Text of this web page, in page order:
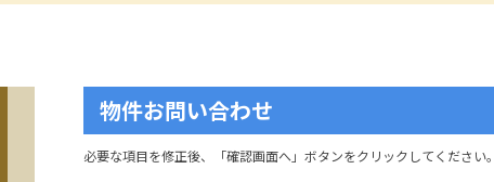
物件お問い合わせ
必要な項目を修正後、「確認画面へ」ボタンをクリックしてください